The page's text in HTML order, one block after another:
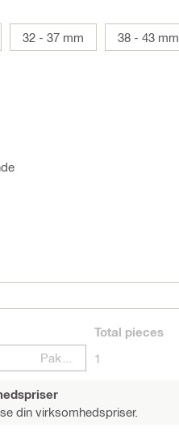
32 - 37 mm 38 - 43 mm
Total pieces
1
din virksomhedspriser.